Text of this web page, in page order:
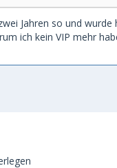
Jahren so und wurde
ich kein VIP mehr